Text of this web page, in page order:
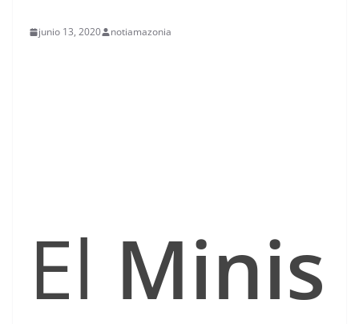
junio 13, 2020 notiamazonia
El Minis